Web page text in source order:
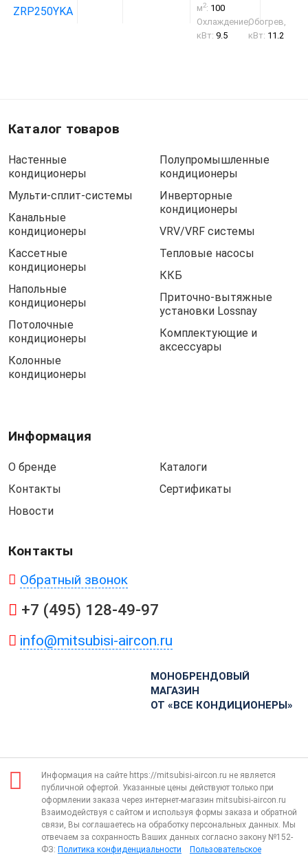
м2: 100
Охлаждение,
кВт:9.5
Обогрев,
кВт: 11.2
Каталог товаров
Настенные
кондиционеры
Мульти-сплит-системы
Канальные
кондиционеры
Кассетные
кондиционеры
Напольные
кондиционеры
Потолочные
кондиционеры
Колонные
кондиционеры
Полупромышленные
кондиционеры
Инверторные
кондиционеры
VRV/VRF системы
Тепловые насосы
ККБ
Приточно-вытяжные
установки Lossnay
Комплектующие и
аксессуары
Информация
О бренде
Контакты
Новости
Каталоги
Сертификаты
Контакты
Обратный звонок
+7 (495) 128-49-97
info@mitsubisi-aircon.ru
МОНОБРЕНДОВЫЙ
МАГАЗИН
ОТ «ВСЕ КОНДИЦИОНЕРЫ»
Информация на сайте https://mitsubisi-aircon.ru не является
публичной офертой. Указанные цены действуют только при
оформлении заказа через интернет-магазин mitsubisi-aircon.ru
Взаимодействуя с сайтом и используя формы заказа и обратной
связи, Вы соглашаетесь на обработку персональных данных. Мы
отвечаем за сохранность Ваших данных согласно закону №152-
ФЗ: Политика конфиденциальности Пользовательское